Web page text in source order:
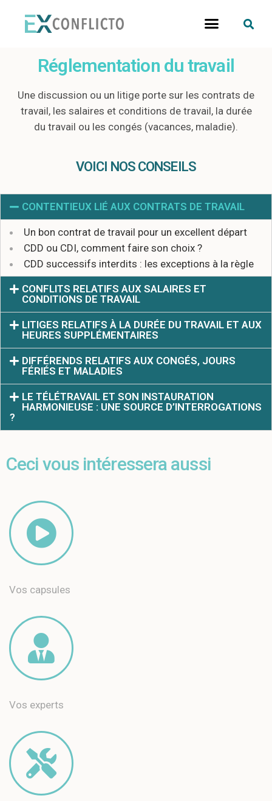
Réglementation du travail
Une discussion ou un litige porte sur les contrats de
travail, les salaires et conditions de travail, la durée
du travail ou les congés (vacances, maladie).
VOICI NOS CONSEILS
CONTENTIEUX LIÉ AUX CONTRATS DE TRAVAIL
Un bon contrat de travail pour un excellent départ
CDD ou CDI, comment faire son choix ?
CDD successifs interdits : les exceptions à la règle
CONFLITS RELATIFS AUX SALAIRES ET
CONDITIONS DE TRAVAIL
LITIGES RELATIFS À LA DURÉE DU TRAVAIL ET AUX
HEURES SUPPLÉMENTAIRES
DIFFÉRENDS RELATIFS AUX CONGÉS, JOURS
FÉRIÉS ET MALADIES
LE TÉLÉTRAVAIL ET SON INSTAURATION
HARMONIEUSE : UNE SOURCE D’INTERROGATIONS
?
Ceci vous intéressera aussi
Vos capsules
Vos experts